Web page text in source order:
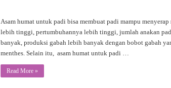
Asam humat untuk padi bisa membuat padi mampu
lebih tinggi, pertumbuhannya lebih tinggi, jumlah anakan
banyak, produksi gabah lebih banyak dengan bobot gabah
menthes. Selain itu, asam humat untuk padi …
Read More »